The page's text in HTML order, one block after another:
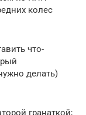
колес
что-
делать)
гранаткой;